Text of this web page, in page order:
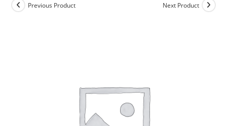
Previous Product Next Product